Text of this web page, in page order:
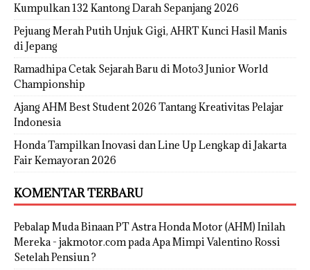
Kumpulkan 132 Kantong Darah Sepanjang 2026
Pejuang Merah Putih Unjuk Gigi, AHRT Kunci Hasil Manis
di Jepang
Ramadhipa Cetak Sejarah Baru di Moto3 Junior World
Championship
Ajang AHM Best Student 2026 Tantang Kreativitas Pelajar
Indonesia
Honda Tampilkan Inovasi dan Line Up Lengkap di Jakarta
Fair Kemayoran 2026
KOMENTAR TERBARU
Pebalap Muda Binaan PT Astra Honda Motor (AHM) Inilah
Mereka - jakmotor.compada Apa Mimpi Valentino Rossi
Setelah Pensiun ?